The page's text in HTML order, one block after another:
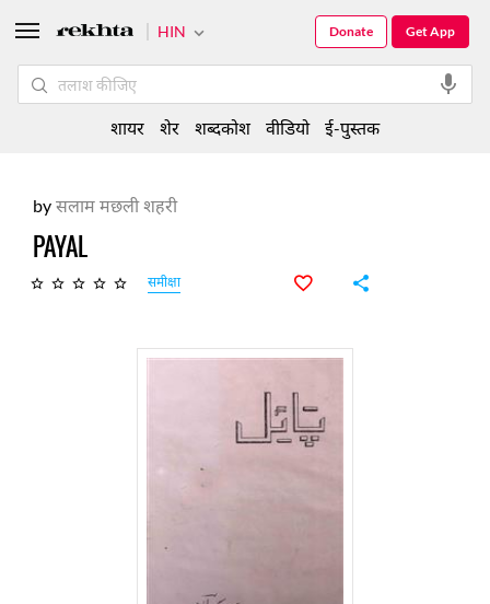
byसलाम मछली शहरी
PAYAL
समीक्षा
HIN Get App
Donate
शायर शेर शब्दकोश वीडियो ई-पुस्तक